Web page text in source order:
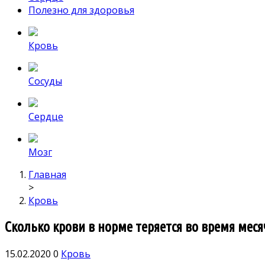
Полезно для здоровья
Кровь
Сосуды
Сердце
Мозг
Главная
>
Кровь
Сколько крови в норме теряется во время
15.02.2020 0 Кровь